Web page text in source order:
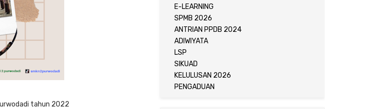
tahun 2022
E-LEARNING
SPMB 2026
ANTRIAN PPDB 2024
ADIWIYATA
LSP
SIKUAD
KELULUSAN 2026
PENGADUAN